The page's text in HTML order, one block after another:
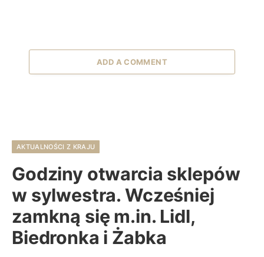
ADD A COMMENT
AKTUALNOŚCI Z KRAJU
Godziny otwarcia sklepów
w sylwestra. Wcześniej
zamkną się m.in. Lidl,
Biedronka i Żabka